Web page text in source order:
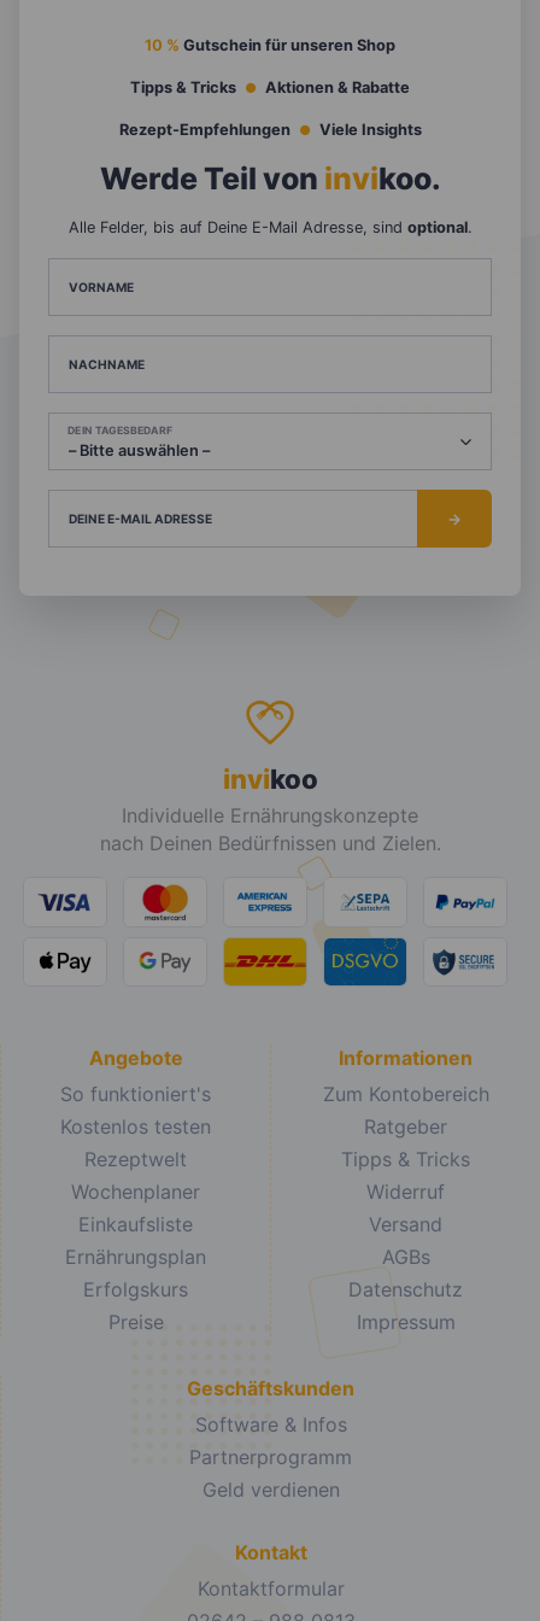
10 % Gutschein für unseren Shop
Tipps & Tricks Aktionen & Rabatte
Rezept-Empfehlungen Viele Insights
Werde Teil von invikoo.
Alle Felder, bis auf Deine E-Mail Adresse, sind optional.
VORNAME
NACHNAME
DEIN TAGESBEDARF
DEINE E-MAIL ADRESSE
invikoo
Individuelle Ernährungskonzepte
nach Deinen Bedürfnissen und Zielen.
Angebote
So funktioniert's
Kostenlos testen
Rezeptwelt
Wochenplaner
Einkaufsliste
Ernährungsplan
Erfolgskurs
Preise
Informationen
Zum Kontobereich
Ratgeber
Tipps & Tricks
Widerruf
Versand
AGBs
Datenschutz
Impressum
Geschäftskunden
Software & Infos
Partnerprogramm
Geld verdienen
Kontakt
Kontaktformular